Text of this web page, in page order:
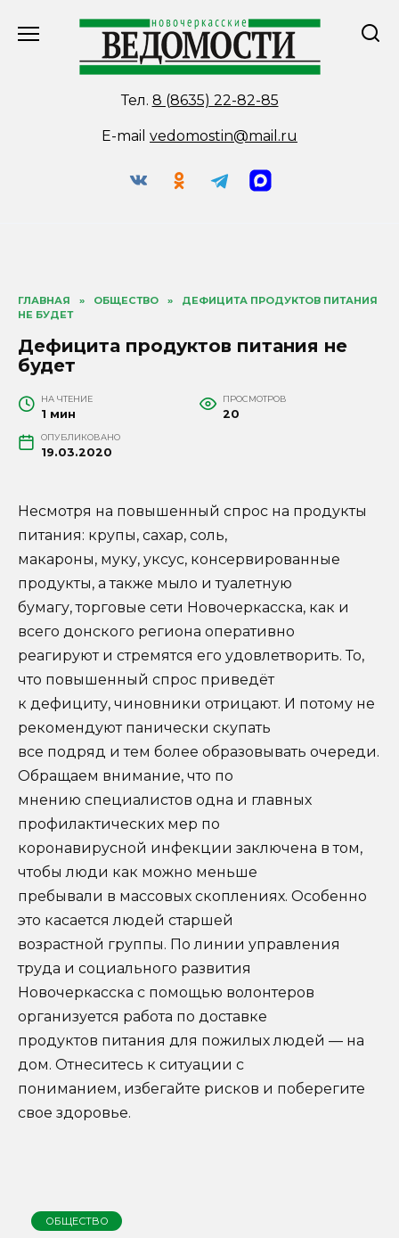
Тел. 8 (8635) 22-82-85
E-mail vedomostin@mail.ru
ГЛАВНАЯ » ОБЩЕСТВО »
ДЕФИЦИТА ПРОДУКТОВ ПИТАНИЯ
НЕ БУДЕТ
Дефицита продуктов питания не
будет
НА ЧТЕНИЕ
1 мин
ПРОСМОТРОВ
20
ОПУБЛИКОВАНО
19.03.2020
Несмотря на повышенный спрос на продукты
питания: крупы, сахар, соль,
макароны, муку, уксус, консервированные
продукты, а также мыло и туалетную
бумагу, торговые сети Новочеркасска, как и
всего донского региона оперативно
реагируют и стремятся его удовлетворить. То,
что повышенный спрос приведёт
к дефициту, чиновники отрицают. И потому не
рекомендуют панически скупать
все подряд и тем более образовывать очереди.
Обращаем внимание, что по
мнению специалистов одна и главных
профилактических мер по
коронавирусной инфекции заключена в том,
чтобы люди как можно меньше
пребывали в массовых скоплениях. Особенно
это касается людей старшей
возрастной группы. По линии управления
труда и социального развития
Новочеркасска с помощью волонтеров
организуется работа по доставке
продуктов питания для пожилых людей — на
дом. Отнеситесь к ситуации с
пониманием, избегайте рисков и поберегите
свое здоровье.
ОБЩЕСТВО